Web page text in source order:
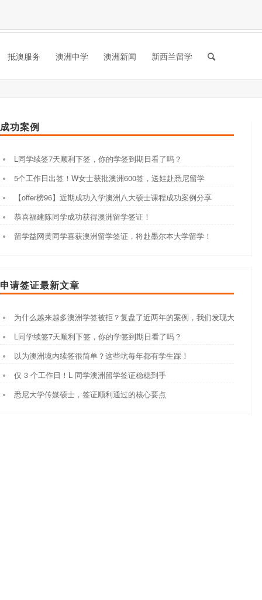
抵澳服务 澳洲中学 澳洲新闻 新西兰留学
成功案例
L同学续签7天顺利下签，你的学签到期日看了吗？
5个工作日出签！W女士获批澳洲600签，送娃赴悉尼留学
【offer榜96】近期成功入学澳洲八大硕士课程成功案例分享
恭喜福建陈同学成功获得澳洲留学签证！
留学益网黄同学喜获澳洲留学签证，将赴墨尔本大学留学！
申请签证最新文章
为什么越来越多澳洲学签被拒？复盘了近两年的案例，我们发现大家都踩
L同学续签7天顺利下签，你的学签到期日看了吗？
以为澳洲境内续签很简单？这些坑每年都有学生踩！
仅 3 个工作日！L 同学澳洲留学签证稳稳到手
悉尼大学传媒硕士，签证顺利通过的核心要点